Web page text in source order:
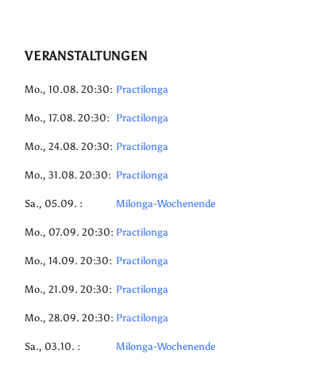
VERANSTALTUNGEN
Mo., 10.08. 20:30: Practilonga
Mo., 17.08. 20:30: Practilonga
Mo., 24.08. 20:30: Practilonga
Mo., 31.08. 20:30: Practilonga
Sa., 05.09. : Milonga-Wochenende
Mo., 07.09. 20:30: Practilonga
Mo., 14.09. 20:30: Practilonga
Mo., 21.09. 20:30: Practilonga
Mo., 28.09. 20:30: Practilonga
Sa., 03.10. : Milonga-Wochenende